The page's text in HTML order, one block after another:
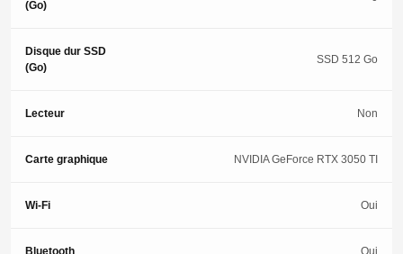
(Go)
Disque dur SSD
(Go)
SSD 512 Go
Lecteur Non
Carte graphique NVIDIA GeForce RTX 3050 TI
Wi-Fi Oui
Bluetooth Oui